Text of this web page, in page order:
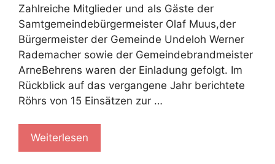
Zahlreiche Mitglieder und als Gäste der
Samtgemeindebürgermeister Olaf Muus,der
Bürgermeister der Gemeinde Undeloh Werner
Rademacher sowie der Gemeindebrandmeister
ArneBehrens waren der Einladung gefolgt. Im
Rückblick auf das vergangene Jahr berichtete
Röhrs von 15 Einsätzen zur …
Weiterlesen